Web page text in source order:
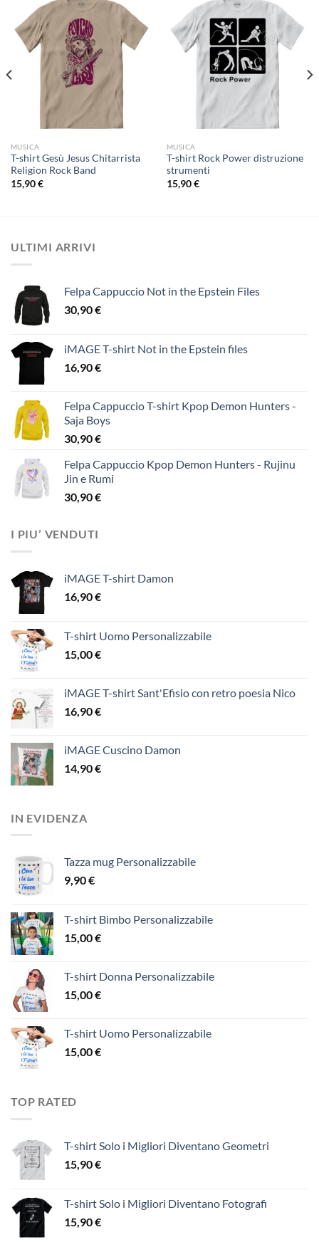
MUSICA
T-shirt Gesù Jesus Chitarrista
Religion Rock Band
15,90€
MUSICA
T-shirt Rock Power distruzione
strumenti
15,90€
ULTIMI ARRIVI
Felpa Cappuccio Not in the Epstein Files
30,90€
iMAGE T-shirt Not in the Epstein files
16,90€
Felpa Cappuccio T-shirt Kpop Demon Hunters -
Saja Boys
30,90€
Felpa Cappuccio Kpop Demon Hunters - Rujinu
Jin e Rumi
30,90€
I PIU’ VENDUTI
iMAGE T-shirt Damon
16,90€
T-shirt Uomo Personalizzabile
15,00€
iMAGE T-shirt Sant'Efisio con retro poesia Nico
16,90€
iMAGE Cuscino Damon
14,90€
IN EVIDENZA
Tazza mug Personalizzabile
9,90€
T-shirt Bimbo Personalizzabile
15,00€
T-shirt Donna Personalizzabile
15,00€
T-shirt Uomo Personalizzabile
15,00€
TOP RATED
T-shirt Solo i Migliori Diventano Geometri
15,90€
T-shirt Solo i Migliori Diventano Fotografi
15,90€